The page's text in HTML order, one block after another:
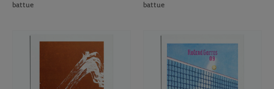
battue
battue